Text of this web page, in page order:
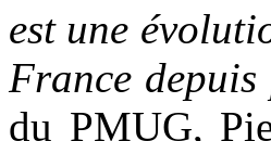
est une
France
du PMUG,